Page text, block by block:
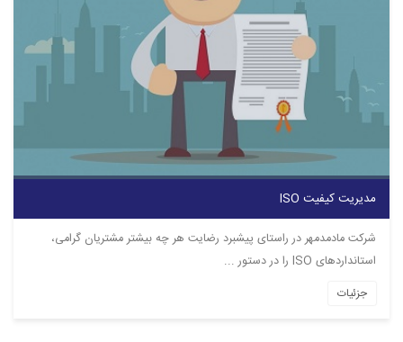
مدیریت کیفیت ISO
شرکت مادمدمهر در راستای پیشبرد رضایت هر چه بیشتر مشتریان گرامی،
استانداردهای ISO را در دستور ...
جزئیات